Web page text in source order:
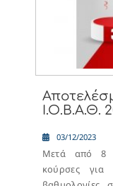
Ι.Ο.Β.Α.Θ.
03/12/2023
Μετά από 8
κούρσες για